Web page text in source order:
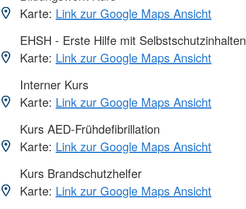
Karte: Link zur Google Maps Ansicht
EHSH - Erste Hilfe mit Selbstschutzinhalten
Karte: Link zur Google Maps Ansicht
Interner Kurs
Karte: Link zur Google Maps Ansicht
Kurs AED-Frühdefibrillation
Karte: Link zur Google Maps Ansicht
Kurs Brandschutzhelfer
Karte: Link zur Google Maps Ansicht